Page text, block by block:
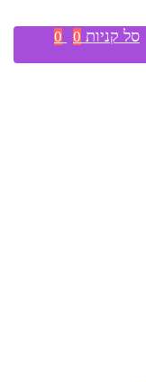
סל קניות 0
0